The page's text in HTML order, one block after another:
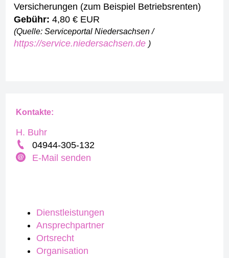
Versicherungen (zum Beispiel Betriebsrenten)
Gebühr: 4,80 € EUR
(Quelle: Serviceportal Niedersachsen /
https://service.niedersachsen.de )
Dienstleistungen
Ansprechpartner
Ortsrecht
Organisation
Kontakte:
H. Buhr
04944-305-132
E-Mail senden